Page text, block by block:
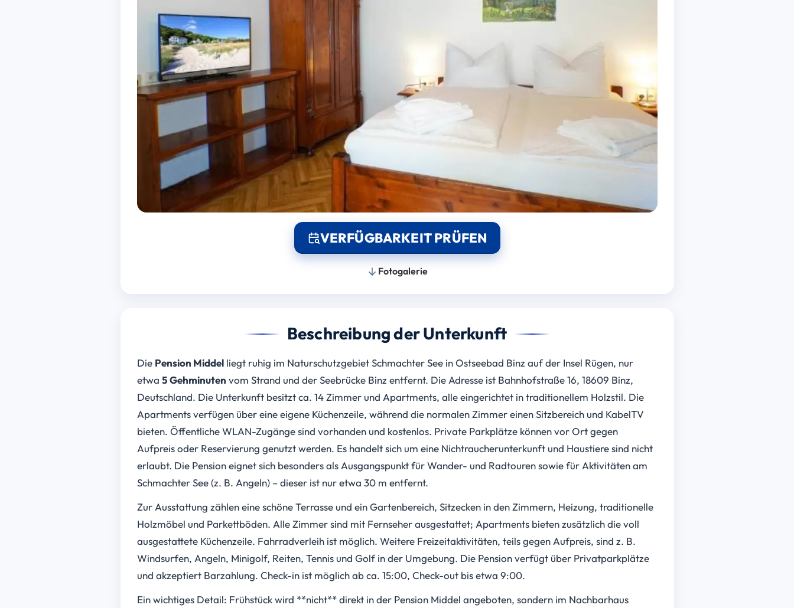
VERFÜGBARKEIT PRÜFEN
Fotogalerie
Beschreibung der Unterkunft
Die Pension Middelliegt ruhig im Naturschutzgebiet Schmachter See in Ostseebad Binz auf der Insel Rügen, nur
etwa 5 Gehminuten vom Strand und der Seebrücke Binz entfernt. Die Adresse ist Bahnhofstraße 16, 18609 Binz,
Deutschland. Die Unterkunft besitzt ca. 14 Zimmer und Apartments, alle eingerichtet in traditionellem Holzstil. Die
Apartments verfügen über eine eigene Küchenzeile, während die normalen Zimmer einen Sitzbereich und Kabel­TV
bieten. Öffentliche WLAN-Zugänge sind vorhanden und kostenlos. Private Parkplätze können vor Ort gegen
Aufpreis oder Reservierung genutzt werden. Es handelt sich um eine Nichtraucherunterkunft und Haustiere sind nicht
erlaubt. Die Pension eignet sich besonders als Ausgangspunkt für Wander- und Radtouren sowie für Aktivitäten am
Schmachter See (z. B. Angeln) – dieser ist nur etwa 30 m entfernt.
Zur Ausstattung zählen eine schöne Terrasse und ein Gartenbereich, Sitzecken in den Zimmern, Heizung, traditionelle
Holzmöbel und Parkettböden. Alle Zimmer sind mit Fernseher ausgestattet; Apartments bieten zusätzlich die voll
ausgestattete Küchenzeile. Fahrradverleih ist möglich. Weitere Freizeitaktivitäten, teils gegen Aufpreis, sind z. B.
Windsurfen, Angeln, Minigolf, Reiten, Tennis und Golf in der Umgebung. Die Pension verfügt über Privatparkplätze
und akzeptiert Barzahlung. Check-in ist möglich ab ca. 15:00, Check-out bis etwa 9:00.
Ein wichtiges Detail: Frühstück wird **nicht** direkt in der Pension Middel angeboten, sondern im Nachbarhaus